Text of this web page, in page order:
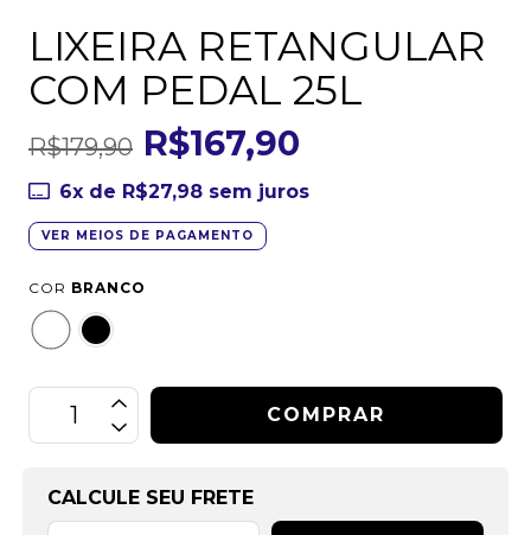
LIXEIRA RETANGULAR
COM PEDAL 25L
R$179,90 R$167,90
6x de R$27,98 sem juros
VER MEIOS DE PAGAMENTO
COR BRANCO
CALCULE SEU FRETE